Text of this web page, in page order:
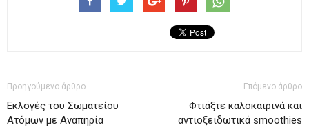
Προηγούμενο άρθρο
Εκλογές του Σωματείου
Ατόμων με Αναπηρία
Επόμενο άρθρο
Φτιάξτε καλοκαιρινά και
αντιοξειδωτικά smoothies